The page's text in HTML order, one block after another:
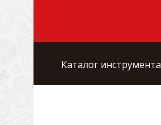
Каталог инструмента